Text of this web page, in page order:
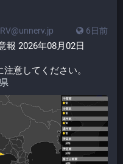
6日前
報 2026年08月02日
意してください。